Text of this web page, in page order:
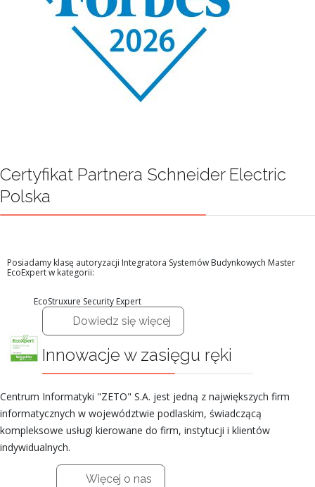
Certyfikat Partnera Schneider Electric
Polska
Posiadamy klasę autoryzacji Integratora Systemów Budynkowych Master
EcoExpert w kategorii:
EcoStruxure Security Expert
Dowiedz się więcej
Innowacje w zasięgu ręki
Centrum Informatyki "ZETO" S.A. jest jedną z największych firm
informatycznych w województwie podlaskim, świadczącą
kompleksowe usługi kierowane do firm, instytucji i klientów
indywidualnych.
Więcej o nas